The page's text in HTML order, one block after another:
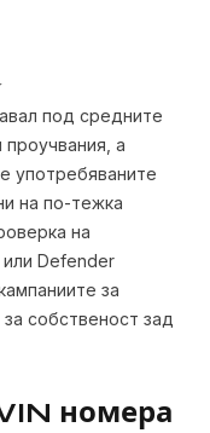
под средните
а
употребяваните
на по-тежка
на
Defender
за
собственост зад
номера